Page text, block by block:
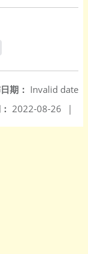
期： Invalid date
2022-08-26 |